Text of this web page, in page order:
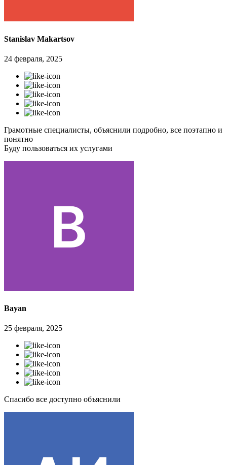
Stanislav Makartsov
24 февраля, 2025
Грамотные специалисты, объяснили подробно, все поэтапно и
понятно
Буду пользоваться их услугами
Bayan
25 февраля, 2025
Спасибо все доступно объяснили